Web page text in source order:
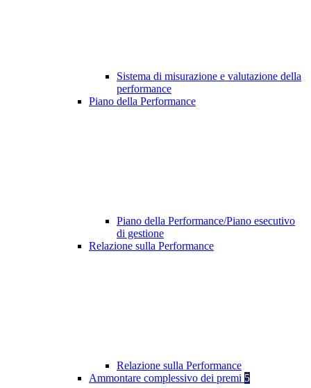
Sistema di misurazione e valutazione della
performance
Piano della Performance
Piano della Performance/Piano esecutivo
di gestione
Relazione sulla Performance
Relazione sulla Performance
Ammontare complessivo dei premi 5